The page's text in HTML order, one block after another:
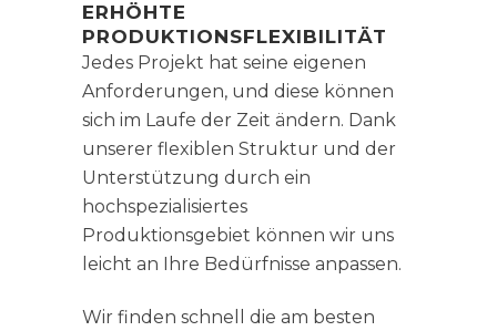
ERHÖHTE
PRODUKTIONSFLEXIBILITÄT
Jedes Projekt hat seine eigenen
Anforderungen, und diese können
sich im Laufe der Zeit ändern. Dank
unserer flexiblen Struktur und der
Unterstützung durch ein
hochspezialisiertes
Produktionsgebiet können wir uns
leicht an Ihre Bedürfnisse anpassen.
Wir finden schnell die am besten